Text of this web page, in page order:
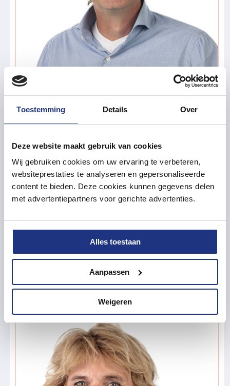
Toestemming Details Over
Deze website maakt gebruik van cookies
Wij gebruiken cookies om uw ervaring te verbeteren,
websiteprestaties te analyseren en gepersonaliseerde
content te bieden. Deze cookies kunnen gegevens delen
met advertentiepartners voor gerichte advertenties.
Alles toestaan
Aanpassen
Weigeren